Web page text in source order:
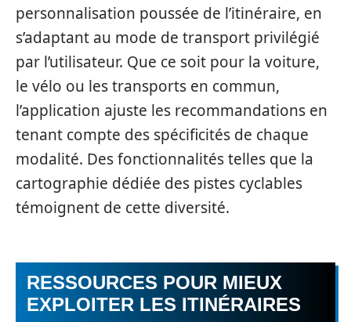
personnalisation poussée de l’itinéraire, en
s’adaptant au mode de transport privilégié
par l’utilisateur. Que ce soit pour la voiture,
le vélo ou les transports en commun,
l’application ajuste les recommandations en
tenant compte des spécificités de chaque
modalité. Des fonctionnalités telles que la
cartographie dédiée des pistes cyclables
témoignent de cette diversité.
RESSOURCES POUR MIEUX
EXPLOITER LES ITINÉRAIRES